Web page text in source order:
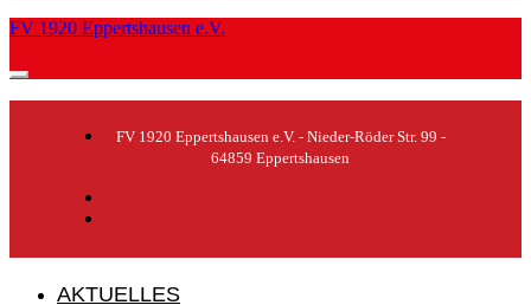
FV 1920 Eppertshausen e.V.
FV 1920 Eppertshausen e.V. - Nieder-Röder Str. 99 -
64859 Eppertshausen
AKTUELLES